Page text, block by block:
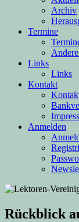
Archiv
Termine
Links
Links
Kontakt
Anmelden
Rückblick